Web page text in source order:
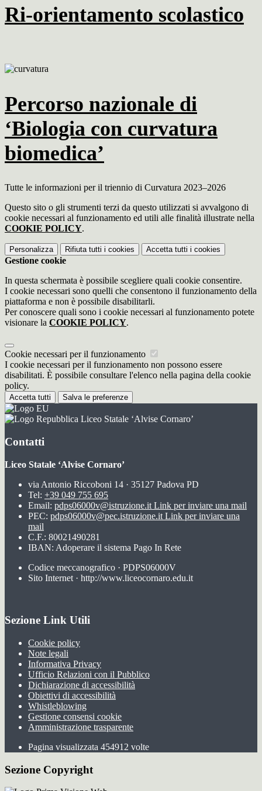
Ri-orientamento scolastico
Percorso nazionale di
‘Biologia con curvatura
biomedica’
Tutte le informazioni per il triennio di Curvatura 2023–2026
Questo sito o gli strumenti terzi da questo utilizzati si avvalgono di
cookie necessari al funzionamento ed utili alle finalità illustrate nella
COOKIE POLICY.
Personalizza Rifiuta tutti i cookies Accetta tutti i cookies
Gestione cookie
In questa schermata è possibile scegliere quali cookie consentire.
I cookie necessari sono quelli che consentono il funzionamento della
piattaforma e non è possibile disabilitarli.
Per conoscere quali sono i cookie necessari al funzionamento potete
visionare la COOKIE POLICY.
Cookie necessari per il funzionamento
I cookie necessari per il funzionamento non possono essere
disabilitati. È possibile consultare l'elenco nella pagina della cookie
policy.
Accetta tutti Salva le preferenze
Liceo Statale ‘Alvise Cornaro’
Contatti
Liceo Statale ‘Alvise Cornaro’
via Antonio Riccoboni 14 · 35127 Padova PD
Tel: +39 049 755 695
Email: pdps06000v@istruzione.it Link per inviare una mail
PEC: pdps06000v@pec.istruzione.it Link per inviare una
mail
C.F.: 80021490281
IBAN: Adoperare il sistema Pago In Rete
Codice meccanografico · PDPS06000V
Sito Internet · http://www.liceocornaro.edu.it
Sezione Link Utili
Cookie policy
Note legali
Informativa Privacy
Ufficio Relazioni con il Pubblico
Dichiarazione di accessibilità
Obiettivi di accessibilità
Whistleblowing
Gestione consensi cookie
Amministrazione trasparente
Pagina visualizzata 454912 volte
Sezione Copyright